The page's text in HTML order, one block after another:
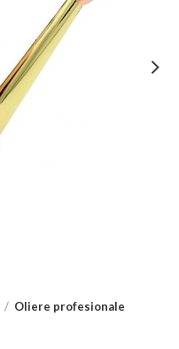
Oliere profesionale